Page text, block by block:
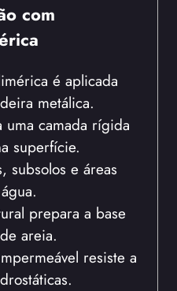
com
é aplicada
metálica.
camada rígida
superfície.
subsolos e áreas
prepara a base
areia.
resiste a